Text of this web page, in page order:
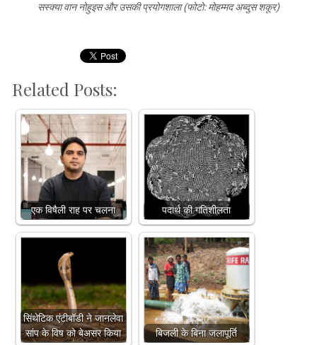
सस्क्या वान नोहुइस और उसकी प्रयोगशाला (फोटो: मोहम्मद अब्दुस शकूर)
Related Posts:
एक विषैली राह पर चलना पदार्थ की गतिशीलता
सिंथेटिक एंटीबॉडी ने जानलेवा
सांप के विष को बेअसर किया
बिजली के बिना जलापूर्ति